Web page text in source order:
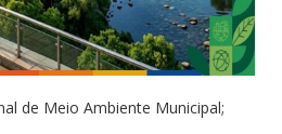
de Meio Ambiente Municipal;